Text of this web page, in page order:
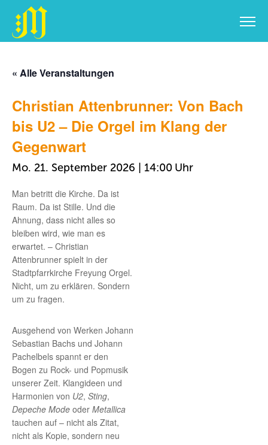
springen
« Alle Veranstaltungen
Christian Attenbrunner: Von Bach
bis U2 – Die Orgel im Klang der
Gegenwart
Mo. 21. September 2026 | 14:00
Man betritt die Kirche. Da ist
Raum. Da ist Stille. Und die
Ahnung, dass nicht alles so
bleiben wird, wie man es
erwartet. – Christian
Attenbrunner spielt in der
Stadtpfarrkirche Freyung Orgel.
Nicht, um zu erklären. Sondern
um zu fragen.
Ausgehend von Werken Johann
Sebastian Bachs und Johann
Pachelbels spannt er den
Bogen zu Rock- und Popmusik
unserer Zeit. Klangideen und
Harmonien von U2, Sting,
Depeche Mode oder Metallica
tauchen auf – nicht als Zitat,
nicht als Kopie, sondern neu